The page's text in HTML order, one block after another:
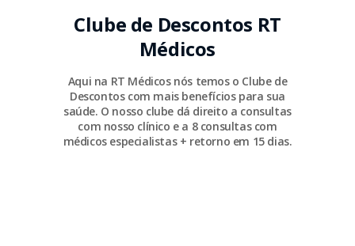
Clube de Descontos RT
Médicos
Aqui na RT Médicos nós temos o Clube de
Descontos com mais benefícios para sua
saúde. O nosso clube dá direito a consultas
com nosso clínico e a 8 consultas com
médicos especialistas + retorno em 15 dias.